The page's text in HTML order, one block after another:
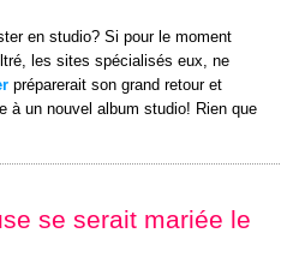
en studio? Si pour le moment
les sites spécialisés eux, ne
préparerait son grand retour et
à un nouvel album studio! Rien que
se serait mariée le